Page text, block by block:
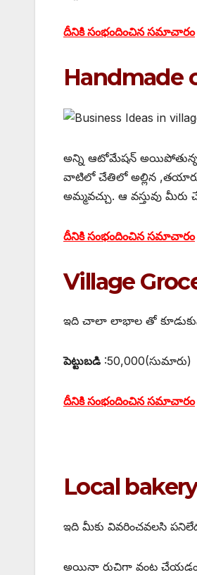
దీనికి సంభందించిన సమాచారం
Handmade
అన్ని ఆటోమేషన్ అయిపోతున్న
వాటిలో చేతిలో అల్లిన
అమ్మవచ్చు. ఆ వస్తువు
దీనికి సంభందించిన సమాచారం
Village
ఇది చాలా లాభాల తో
పెట్టుబడి :50,000(సుమారు)
దీనికి సంభందించిన సమాచారం
Local
ఇది మీకు వివరించవలసి
అయినా రుచిగా వంట చేయడం